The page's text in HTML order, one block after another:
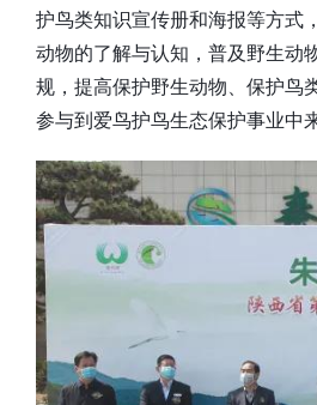
护鸟类知识宣传册和海报等方式
动物的了解与认知，普及野生动
规，提高保护野生动物、保护鸟
参与到爱鸟护鸟生态保护事业中来